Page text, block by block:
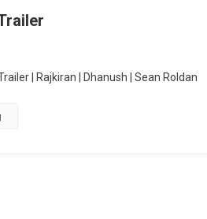
| Rajkiran | Dhanush | Sean Roldan